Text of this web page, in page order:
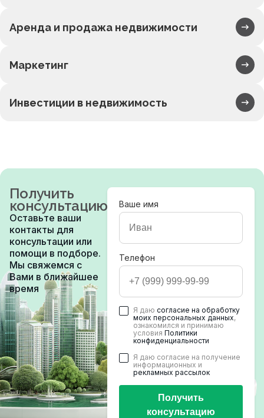
Аренда и продажа недвижимости
Маркетинг
Инвестиции в недвижимость
Получить
консультацию
Оставьте ваши
контакты для
консультации или
помощи в подборе.
Мы свяжемся с
Вами в ближайшее
время
Ваше имя
Телефон
Я даюсогласие на обработку
моих персональных данных,
ознакомился и принимаю
условияПолитики
конфиденциальности
Я даю согласие на получение
информационных и
рекламных рассылок
Получить
консультацию